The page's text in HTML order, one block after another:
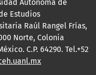
Autónoma de
Estudios
Raúl Rangel Frías,
Norte, Colonia
C.P. 64290. Tel.+52